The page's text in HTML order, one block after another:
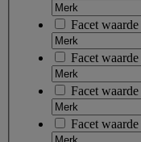
Facet waarde
Facet waarde
Facet waarde
Facet waarde